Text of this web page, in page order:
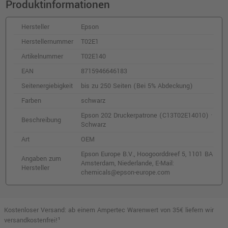
o. MwSt.12,60 €
14,99 €
inkl. MwSt.zzgl. Versand
shopping_cart
Epson 202 Druckerpatrone (C13T02F14010)
o. MwSt. 11,76 €
13,99 €
Epson 202XL Druckerpatrone
o. MwSt.19,32 €
22,99 €
inkl. MwSt.zzgl. Versand
shopping_cart
o. MwSt.12,60 €
Produktinformationen
Hersteller
Epson
Herstellernummer
T02E1
Artikelnummer
T02E140
EAN
8715946646183
Seitenergiebigkeit
bis zu 250 Seiten (Bei 5% Abdeckung)
Farben
schwarz
Beschreibung
Epson 202 Druckerpatrone (C13T02E14010) ·
Schwarz
Art
OEM
Angaben zum
Hersteller
Epson Europe B.V., Hoogoorddreef 5, 1101 BA
Amsterdam, Niederlande, E-Mail:
chemicals@epson-europe.com
Kostenloser Versand: ab einem Ampertec Warenwert von 35€ liefern wir
versandkostenfrei!¹